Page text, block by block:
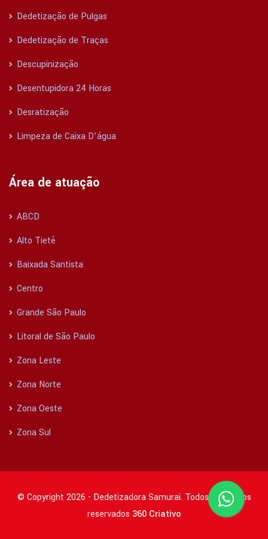
Dedetização de Pulgas
Dedetização de Traças
Descupinização
Desentupidora 24 Horas
Desratização
Limpeza de Caixa D’água
Área de atuação
ABCD
Alto Tietê
Baixada Santista
Centro
Grande São Paulo
Litoral de São Paulo
Zona Leste
Zona Norte
Zona Oeste
Zona Sul
© Copyright 2026 - Dedetizadora Samurai. Todos os direitos
reservados 360 Criativo